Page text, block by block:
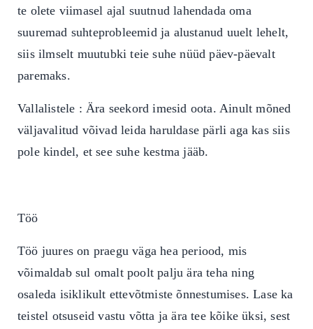
te olete viimasel ajal suutnud lahendada oma
suuremad suhteprobleemid ja alustanud uuelt lehelt,
siis ilmselt muutubki teie suhe nüüd päev-päevalt
paremaks.
Vallalistele : Ära seekord imesid oota. Ainult mõned
väljavalitud võivad leida haruldase pärli aga kas siis
pole kindel, et see suhe kestma jääb.
Töö
Töö juures on praegu väga hea periood, mis
võimaldab sul omalt poolt palju ära teha ning
osaleda isiklikult ettevõtmiste õnnestumises. Lase ka
teistel otsuseid vastu võtta ja ära tee kõike üksi, sest